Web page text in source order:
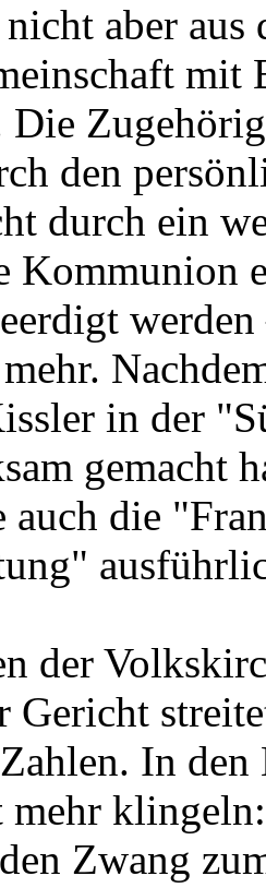
aber aus
mit
Die
den
durch ein
Kommunion
in der
gemacht
auch die
der
In
mehr
Zwang